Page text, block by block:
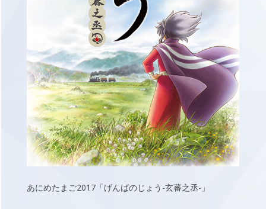
あにめたまご2017「げんばのじょう-玄蕃之丞-」